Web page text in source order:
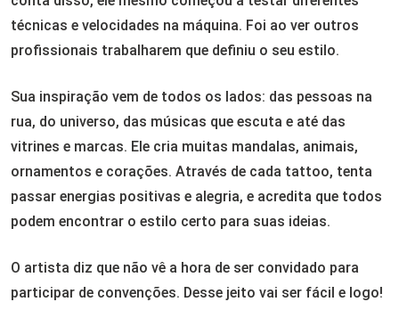
técnicas e velocidades na máquina. Foi ao ver outros
profissionais trabalharem que definiu o seu estilo.
Sua inspiração vem de todos os lados: das pessoas na
rua, do universo, das músicas que escuta e até das
vitrines e marcas. Ele cria muitas mandalas, animais,
ornamentos e corações. Através de cada tattoo, tenta
passar energias positivas e alegria, e acredita que todos
podem encontrar o estilo certo para suas ideias.
O artista diz que não vê a hora de ser convidado para
participar de convenções. Desse jeito vai ser fácil e logo!